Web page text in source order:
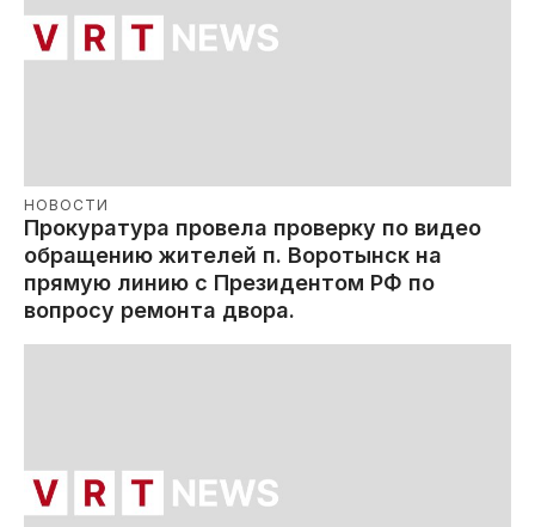
НОВОСТИ
Прокуратура провела проверку по видео
обращению жителей п. Воротынск на
прямую линию с Президентом РФ по
вопросу ремонта двора.